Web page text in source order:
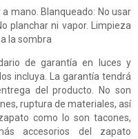
mano. Blanqueado: No usar
planchar ni vapor. Limpieza
la sombra
de garantía en luces y
incluya. La garantía tendrá
del producto. No son
ruptura de materiales, así
como lo son tacones,
accesorios del zapato